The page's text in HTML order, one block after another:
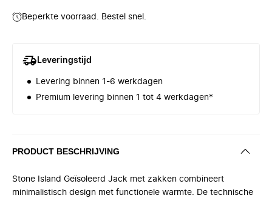
Beperkte voorraad. Bestel snel.
Leveringstijd
Levering binnen 1-6 werkdagen
Premium levering binnen 1 tot 4 werkdagen*
PRODUCT BESCHRIJVING
Stone Island Geïsoleerd Jack met zakken combineert
minimalistisch design met functionele warmte. De technische